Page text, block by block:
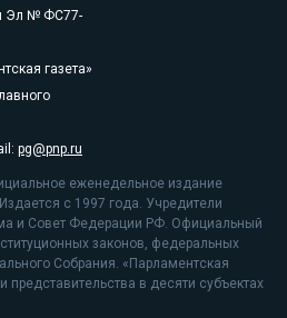
Эл № ФС77-
газета»
pg@pnp.ru
еженедельное издание
с 1997 года. Учредители
и Совет Федерации РФ. Официальный
законов, федеральных
Собрания. «Парламентская
представительства в десяти субъектах